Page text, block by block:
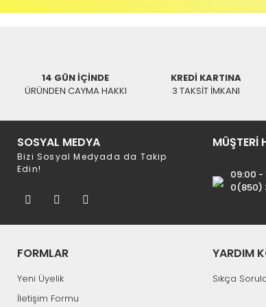
Atlanta ASF-2030 Mini LCD Ekranlı Pusulalı Dijital Uydu Bulucu
14 GÜN İÇİNDE
ÜRÜNDEN CAYMA HAKKI
KREDİ KARTINA
3 TAKSİT İMKANI
SOSYAL MEDYA
Bizi Sosyal Medyada da Takip
Edin!
MÜŞTERİ
09:00 -
0(850)
FORMLAR
Yeni Üyelik
İletişim Formu
YARDIM
Sıkça